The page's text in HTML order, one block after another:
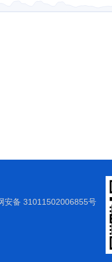
安备 31011502006855号